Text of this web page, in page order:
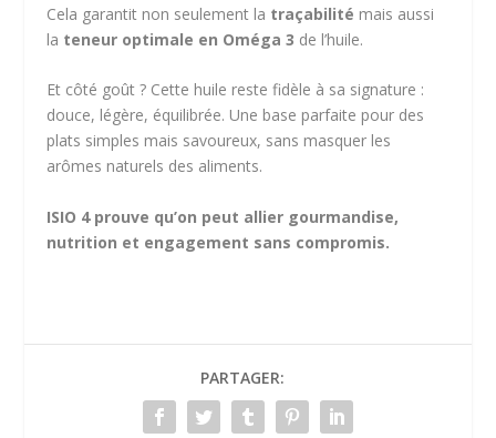
Cela garantit non seulement la traçabilité mais aussi
la teneur optimale en Oméga 3 de l’huile.
Et côté goût ? Cette huile reste fidèle à sa signature :
douce, légère, équilibrée. Une base parfaite pour des
plats simples mais savoureux, sans masquer les
arômes naturels des aliments.
ISIO 4 prouve qu’on peut allier gourmandise,
nutrition et engagement sans compromis.
PARTAGER: